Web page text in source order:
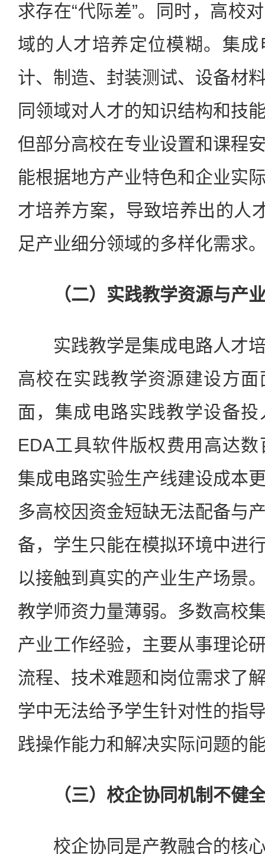
求存在“代际差”。同时，高校
域的人才培养定位模糊。集
计、制造、封装测试、设备材
同领域对人才的知识结构和技
但部分高校在专业设置和课程
能根据地方产业特色和企业实
才培养方案，导致培养出的人
足产业细分领域的多样化需求
（二）实践教学资源与产业
实践教学是集成电路人才培
高校在实践教学资源建设方
面，集成电路实践教学设备
EDA工具软件版权费用高达
集成电路实验生产线建设成本
多高校因资金短缺无法配备与
备，学生只能在模拟环境中进
以接触到真实的产业生产场景
教学师资力量薄弱。多数高校
产业工作经验，主要从事理论
流程、技术难题和岗位需求了
学中无法给予学生针对性的指
践操作能力和解决实际问题的
（三）校企协同机制不健
校企协同是产教融合的核心